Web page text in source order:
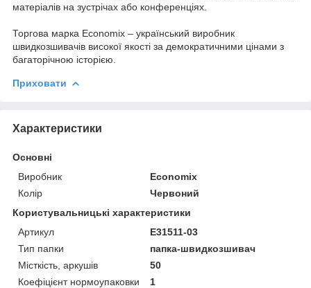
матеріалів на зустрічах або конференціях.
Торгова марка Economix – український виробник
швидкозшивачів високої якості за демократичними цінами з
багаторічною історією.
Приховати
Характеристики
Основні
Виробник
Economix
Колір
Червоний
Користувальницькі характеристики
Артикул
E31511-03
Тип папки
папка-швидкозшивач
Місткість, аркушів
50
Коефіцієнт нормоупаковки
1